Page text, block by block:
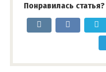
Понравилась